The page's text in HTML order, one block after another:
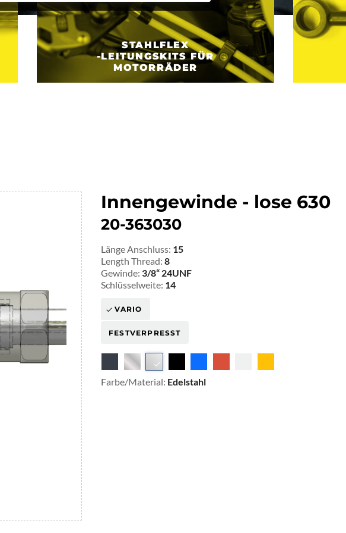
STAHLFLEX
-LEITUNGSKITS FÜR
MOTORRÄDER
Innengewinde - lose 630
20-363030
Länge Anschluss: 15
Length Thread: 8
Gewinde: 3/8“ 24UNF
Schlüsselweite: 14
VARIO
FESTVERPRESST
Farbe/Material: Edelstahl